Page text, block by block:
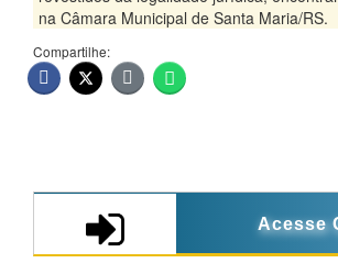
na Câmara Municipal de Santa Maria/RS.
Compartilhe:
Acesse